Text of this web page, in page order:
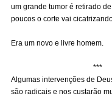
um grande tumor é retirado
poucos o corte vai
Era um novo e livre homem.
***
Algumas intervenções de
são radicais e nos custarão